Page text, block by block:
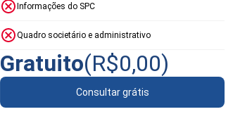
Informações do SPC
Quadro societário e administrativo
Gratuito(R$0,00)
Consultar grátis